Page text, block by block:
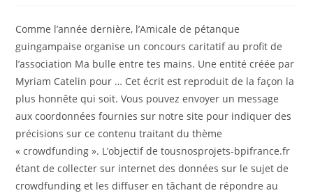
Comme l’année dernière, l’Amicale de pétanque
guingampaise organise un concours caritatif au profit de
l’association Ma bulle entre tes mains. Une entité créée par
Myriam Catelin pour … Cet écrit est reproduit de la façon la
plus honnête qui soit. Vous pouvez envoyer un message
aux coordonnées fournies sur notre site pour indiquer des
précisions sur ce contenu traitant du thème
« crowdfunding ». L’objectif de tousnosprojets-bpifrance.fr
étant de collecter sur internet des données sur le sujet de
crowdfunding et les diffuser en tâchant de répondre au